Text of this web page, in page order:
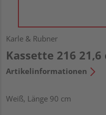
Karle & Rubner
Kassette 216
Artikelinformationen
Weiß, Länge 90 cm